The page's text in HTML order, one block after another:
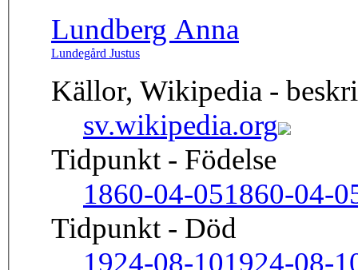
Lundberg Anna
Lundegård Justus
Källor, Wikipedia -
sv.wikipedia.org
Tidpunkt - Födelse
1860-04-051860-04-
Tidpunkt - Död
1924-08-101924-08-